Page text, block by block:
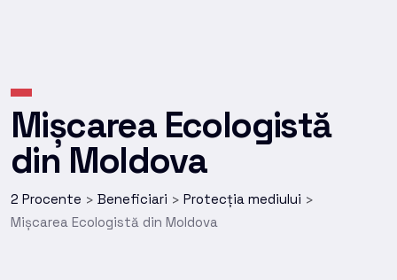
Mișcarea Ecologistă
din Moldova
2 Procente > Beneficiari > Protecția mediului >
Mișcarea Ecologistă din Moldova